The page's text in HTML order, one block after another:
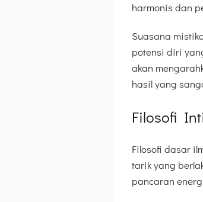
harmonis dan
Suasana
potensi diri
akan
hasil yang
Filosofi
Filosofi dasar
tarik yang
pancaran